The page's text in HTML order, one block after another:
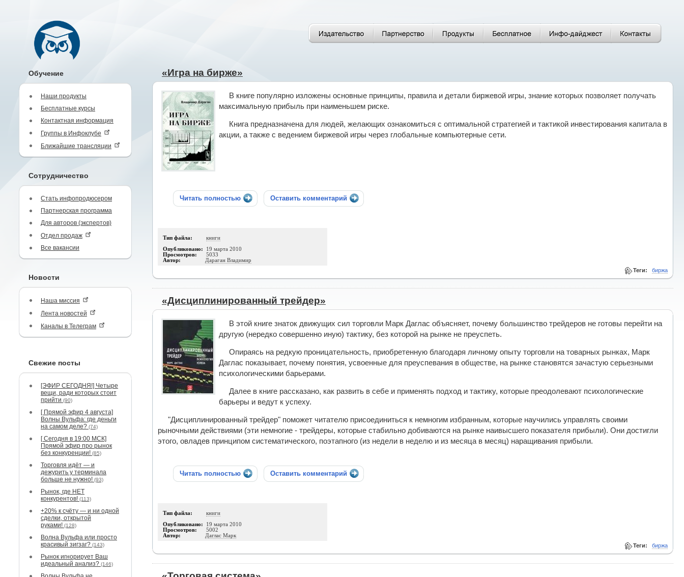
Обучение
Наши продукты
Бесплатные курсы
Контактная информация
Группы в Инфоклубе
Ближайшие трансляции
Сотрудничество
Стать инфопродюсером
Партнерская программа
Для авторов (экспертов)
Отдел продаж
Все вакансии
Новости
Наша миссия
Лента новостей
Каналы в Телеграм
Свежие посты
[ЭФИР СЕГОДНЯ!] Четыре
вещи, ради которых стоит
прийти (90)
[ Прямой эфир 4 августа]
Волны Вульфа: где деньги
на самом деле? (74)
[ Сегодня в 19:00 МСК]
Прямой эфир про рынок
без конкуренции! (85)
Торговля идёт — и
дежурить у терминала
больше не нужно! (93)
Рынок, где НЕТ
конкурентов! (113)
+20% к счёту — и ни одной
сделки, открытой
руками! (128)
Волна Вульфа или просто
красивый зигзаг? (143)
Рынок игнорирует Ваш
идеальный анализ? (146)
«Игра на бирже»
В книге популярно изложены основные принципы, правила и детали биржевой игры, знание которых позволяет получать
максимальную прибыль при наименьшем риске.
Книга предназначена для людей, желающих ознакомиться с оптимальной стратегией и тактикой инвестирования капитала в
акции, а также с ведением биржевой игры через глобальные компьютерные сети.
Читать полностью Оставить комментарий
Тип файла: книги
Опубликовано: 19 марта 2010
Просмотров: 5033
Автор: Дараган Владимир
Теги: биржа
«Дисциплинированный трейдер»
В этой книге знаток движущих сил торговли Марк Даглас объясняет, почему большинство трейдеров не готовы перейти на
другую (нередко совершенно иную) тактику, без которой на рынке не преуспеть.
Опираясь на редкую проницательность, приобретенную благодаря личному опыту торговли на товарных рынках, Марк
Даглас показывает, почему понятия, усвоенные для преуспевания в обществе, на рынке становятся зачастую серьезными
психологическими барьерами.
Далее в книге рассказано, как развить в себе и применять подход и тактику, которые преодолевают психологические
барьеры и ведут к успеху.
"Дисциплинированный трейдер" поможет читателю присоединиться к немногим избранным, которые научились управлять своими
рыночными действиями (эти немногие - трейдеры, которые стабильно добиваются на рынке наивысшего показателя прибыли). Они достигли
этого, овладев принципом систематического, поэтапного (из недели в неделю и из месяца в месяц) наращивания прибыли.
Читать полностью Оставить комментарий
Тип файла: книги
Опубликовано: 19 марта 2010
Просмотров: 5002
Автор: Даглас Марк
Теги: биржа